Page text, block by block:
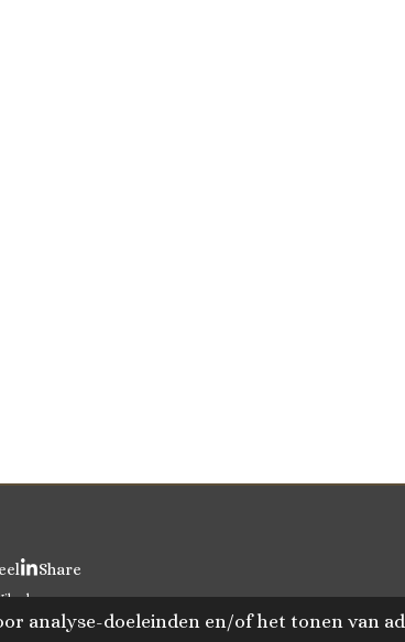
analyse-doeleinden en/of het tonen van
Share